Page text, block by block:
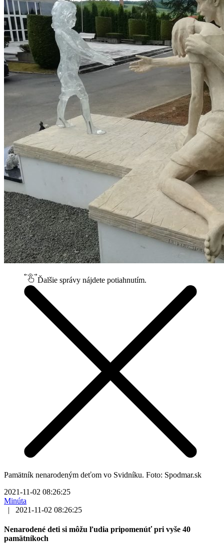
Ďalšie správy nájdete potiahnutím.
Pamätník nenarodeným deťom vo Svidníku. Foto: Spodmar.sk
2021-11-02 08:26:25
Minúta
|
2021-11-02 08:26:25
Nenarodené deti si môžu ľudia pripomenúť pri vyše 40
pamätníkoch